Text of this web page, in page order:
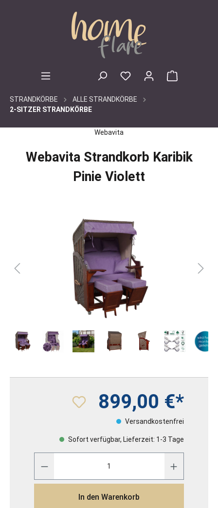
STRANDKÖRBE
ALLE STRANDKÖRBE
2-SITZER STRANDKÖRBE
Webavita
Webavita Strandkorb Karibik
Pinie Violett
899,00 €*
Versandkostenfrei
Sofort verfügbar, Lieferzeit: 1-3 Tage
In den Warenkorb